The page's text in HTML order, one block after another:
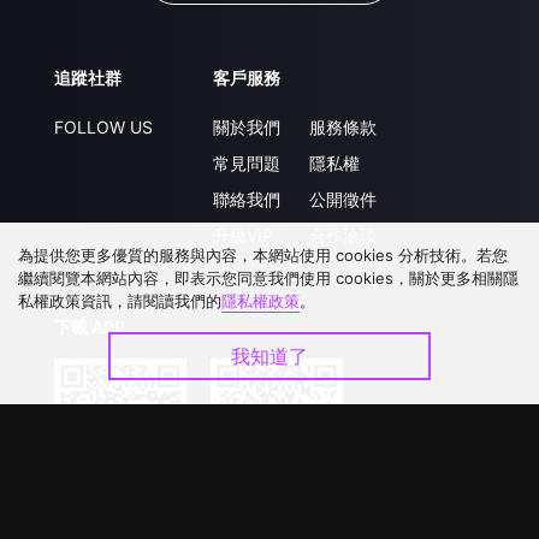
追蹤社群
FOLLOW US
客戶服務
關於我們
常見問題
聯絡我們
服務條款
隱私權
公開徵件
為提供您更多優質的服務與內容，本網站使用 cookies 分析技術。若您
繼續閱覽本網站內容，即表示您同意我們使用 cookies，關於更多相關隱
私權政策資訊，請閱讀我們的隱私權政策。
我知道了